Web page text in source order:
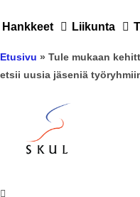
Hankkeet Liikunta
Etusivu » Tule mukaan
etsii uusia jäseniä